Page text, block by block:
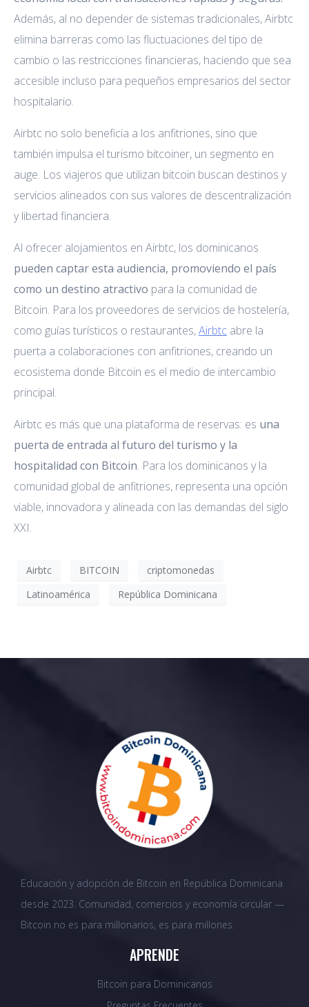
Además, al no depender de sistemas tradicionales, Airbtc
elimina barreras como las fluctuaciones del tipo de
cambio o las restricciones financieras, haciendo que sea
accesible incluso para pequeños empresarios del sector
hospitalario.
Airbtc no solo beneficia a los anfitriones, sino que
también impulsa el turismo bitcoiner, un segmento en
auge. Los viajeros que utilizan bitcoin buscan destinos y
servicios alineados con sus valores de descentralización
y libertad financiera.
Al ofrecer alojamientos en Airbtc, los dominicanos
pueden captar esta audiencia, promoviendo el país
como un destino atractivo para la comunidad de
Bitcoin. Para los proveedores de servicios de hostelería,
como guías turísticos o restaurantes,Airbtc abre la
puerta a colaboraciones con anfitriones, creando un
ecosistema donde Bitcoin es el medio de intercambio
principal.
Airbtc es más que una plataforma de reservas: es una
puerta de entrada al futuro del turismo y la
hospitalidad con Bitcoin. Para los dominicanos y la
comunidad global de anfitriones, representa una opción
viable, innovadora y alineada con las demandas del siglo
XXI.
Airbtc BITCOIN
criptomonedas
Latinoamérica
República Dominicana
Educación y adopción de Bitcoin en República Dominicana
desde 2023. Comunidad, comercios y economía circular —
Bitcoin no es para millonarios, es para millones.
APRENDE
Bitcoin para Dominicanos